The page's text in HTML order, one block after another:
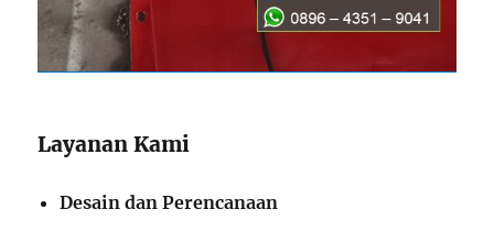
Layanan Kami
Desain dan Perencanaan